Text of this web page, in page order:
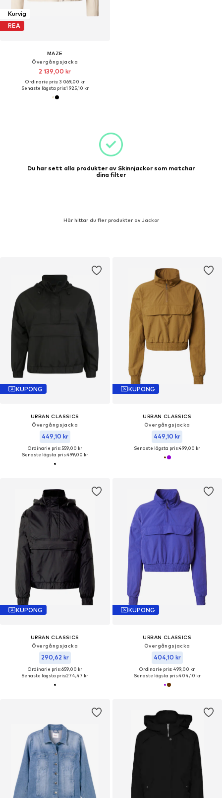
Kurvig
REA
MAZE
Övergångsjacka
2 139,00 kr
Ordinarie pris: 3 069,00 kr
Senaste lägsta pris:1 925,10 kr
Du har sett alla produkter av Skinnjackor som matchar
dina filter
Här hittar du fler produkter av Jackor
KUPONG
URBAN CLASSICS
Övergångsjacka
449,10 kr
Ordinarie pris: 559,00 kr
Senaste lägsta pris:499,00 kr
KUPONG
URBAN CLASSICS
Övergångsjacka
449,10 kr
Senaste lägsta pris:499,00 kr
KUPONG
URBAN CLASSICS
Övergångsjacka
290,62 kr
Ordinarie pris: 659,00 kr
Senaste lägsta pris:274,47 kr
KUPONG
URBAN CLASSICS
Övergångsjacka
404,10 kr
Ordinarie pris: 499,00 kr
Senaste lägsta pris:404,10 kr